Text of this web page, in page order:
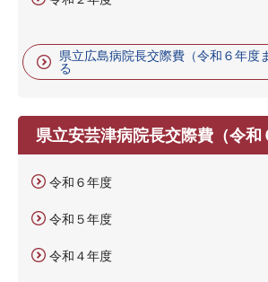
県立広島病院長交際費（令和６年度
る
県立安芸津病院長交際費（令和
令和６年度
令和５年度
令和４年度